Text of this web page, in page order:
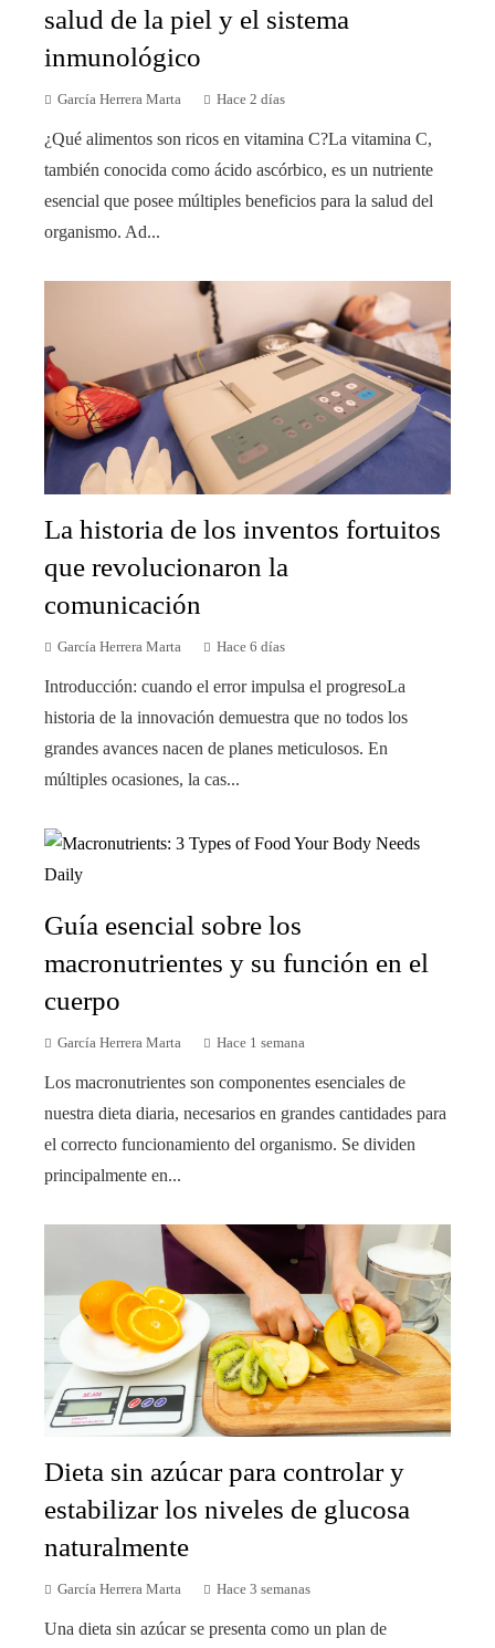
salud de la piel y el sistema
inmunológico
García Herrera Marta Hace 2 días
¿Qué alimentos son ricos en vitamina C?La vitamina C,
también conocida como ácido ascórbico, es un nutriente
esencial que posee múltiples beneficios para la salud del
organismo. Ad...
La historia de los inventos fortuitos
que revolucionaron la
comunicación
García Herrera Marta Hace 6 días
Introducción: cuando el error impulsa el progresoLa
historia de la innovación demuestra que no todos los
grandes avances nacen de planes meticulosos. En
múltiples ocasiones, la cas...
Guía esencial sobre los
macronutrientes y su función en el
cuerpo
García Herrera Marta Hace 1 semana
Los macronutrientes son componentes esenciales de
nuestra dieta diaria, necesarios en grandes cantidades para
el correcto funcionamiento del organismo. Se dividen
principalmente en...
Dieta sin azúcar para controlar y
estabilizar los niveles de glucosa
naturalmente
García Herrera Marta Hace 3 semanas
Una dieta sin azúcar se presenta como un plan de